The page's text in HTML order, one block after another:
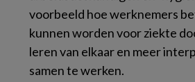
voorbeeld hoe werknemers
kunnen worden voor ziekte
leren van elkaar en meer
samen te werken.